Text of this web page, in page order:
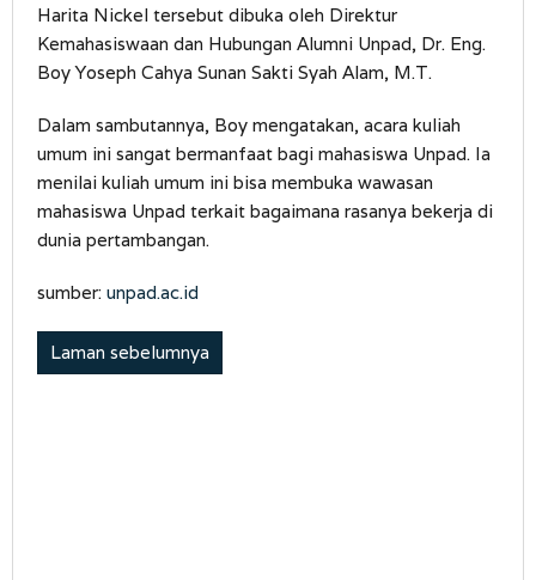
Harita Nickel tersebut dibuka oleh Direktur
Kemahasiswaan dan Hubungan Alumni Unpad, Dr. Eng.
Boy Yoseph Cahya Sunan Sakti Syah Alam, M.T.
Dalam sambutannya, Boy mengatakan, acara kuliah
umum ini sangat bermanfaat bagi mahasiswa Unpad. Ia
menilai kuliah umum ini bisa membuka wawasan
mahasiswa Unpad terkait bagaimana rasanya bekerja di
dunia pertambangan.
sumber: unpad.ac.id
Laman sebelumnya